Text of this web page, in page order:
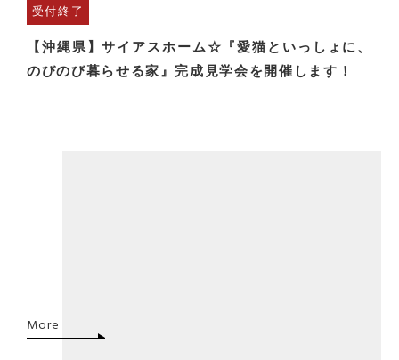
受付終了
【沖縄県】サイアスホーム☆『愛猫といっしょに、
のびのび暮らせる家』完成見学会を開催します！
More